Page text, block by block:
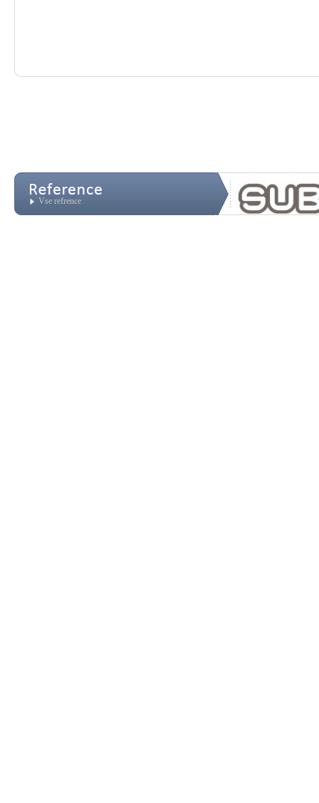
Vse refrence